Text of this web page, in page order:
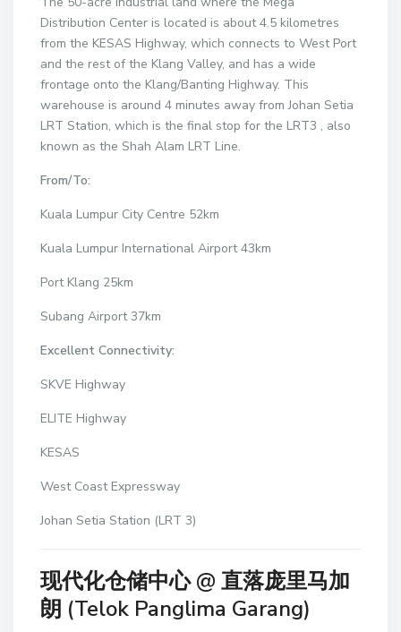
Distribution Center is located is about 4.5 kilometres
from the KESAS Highway, which connects to West Port
and the rest of the Klang Valley, and has a wide
frontage onto the Klang/Banting Highway. This
warehouse is around 4 minutes away from Johan Setia
LRT Station, which is the final stop for the LRT3 , also
known as the Shah Alam LRT Line.
From/To:
Kuala Lumpur City Centre 52km
Kuala Lumpur International Airport 43km
Port Klang 25km
Subang Airport 37km
Excellent Connectivity:
SKVE Highway
ELITE Highway
KESAS
West Coast Expressway
Johan Setia Station (LRT 3)
现代化仓储中心 @ 直落庞里马加
朗 (Telok Panglima Garang)